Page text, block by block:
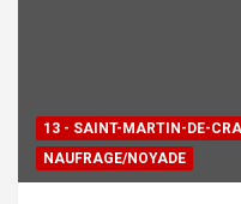
13 - SAINT-MARTIN-DE-
NAUFRAGE/NOYADE